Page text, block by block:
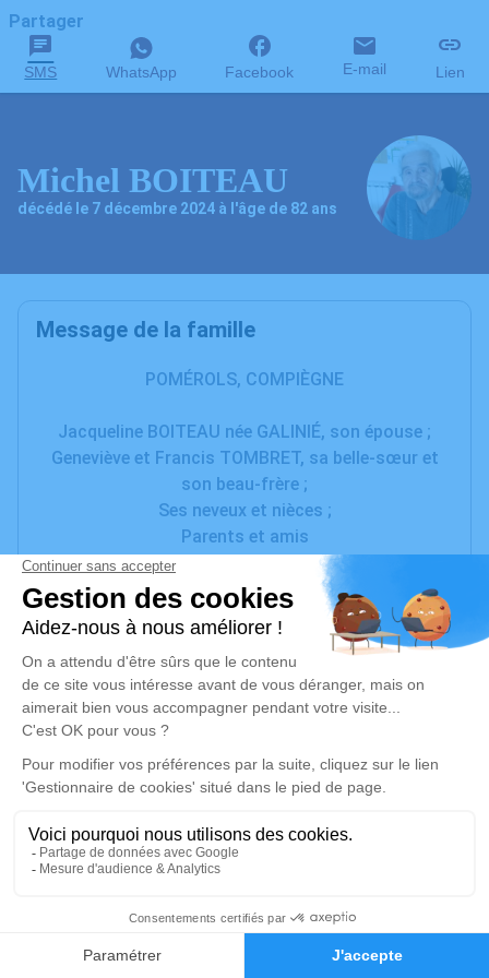
Faire-part Hommages
Partager
SMS WhatsApp Facebook E-mail Lien
Michel BOITEAU
décédé le 7 décembre 2024 à l'âge de 82 ans
Message de la famille
POMÉROLS, COMPIÈGNE
Jacqueline BOITEAU née GALINIÉ, son épouse ;
Geneviève et Francis TOMBRET, sa belle-sœur et
son beau-frère ;
Ses neveux et nièces ;
Parents et amis
ont la tristesse de vous faire part du décès de
Michel BOITEAU
à l'âge de 82 ans.
La cérémonie civile aura lieu le jeudi 12 décembre
2024, à 15h30,
en la salle des hommages de la chambre funéraire
de Bessan,
suivie de l'inhumation au cimetière neuf de
Pomérols.
Visites à la Chambre Funéraire l'Oppidum de
Bessan.
Cet avis tient lieu de faire-part et de remerciements.
Un service de plantation d’arbre hommage est